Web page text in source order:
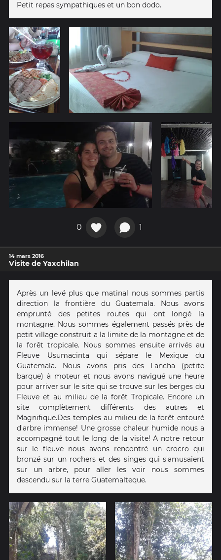
Petit repas sympathiques et un bon dodo.
0 1
14 mars 2016
Visite de Yaxchilan
Après un levé plus que matinal nous sommes partis
direction la frontière du Guatemala. Nous avons
emprunté des petites routes qui ont longé la
montagne. Nous sommes également passés près de
petit village construit a la limite de la montagne et de
la forêt tropicale. Nous sommes ensuite arrivés au
Fleuve Usumacinta qui sépare le Mexique du
Guatemala. Nous avons pris des Lancha (petite
barque) à moteur et nous avons navigué une heure
pour arriver sur le site qui se trouve sur les berges du
Fleuve et au milieu de la forêt Tropicale. Encore un
site complètement différents des autres et
Magnifique.Des temples au milieu de la forêt entouré
d'arbre immense! Une grosse chaleur humide nous a
accompagné tout le long de la visite! A notre retour
sur le fleuve nous avons rencontré un crocro qui
bronzé sur un rochers et des singes qui s'amusaient
sur un arbre, pour aller les voir nous sommes
descendu sur la terre Guatemalteque.